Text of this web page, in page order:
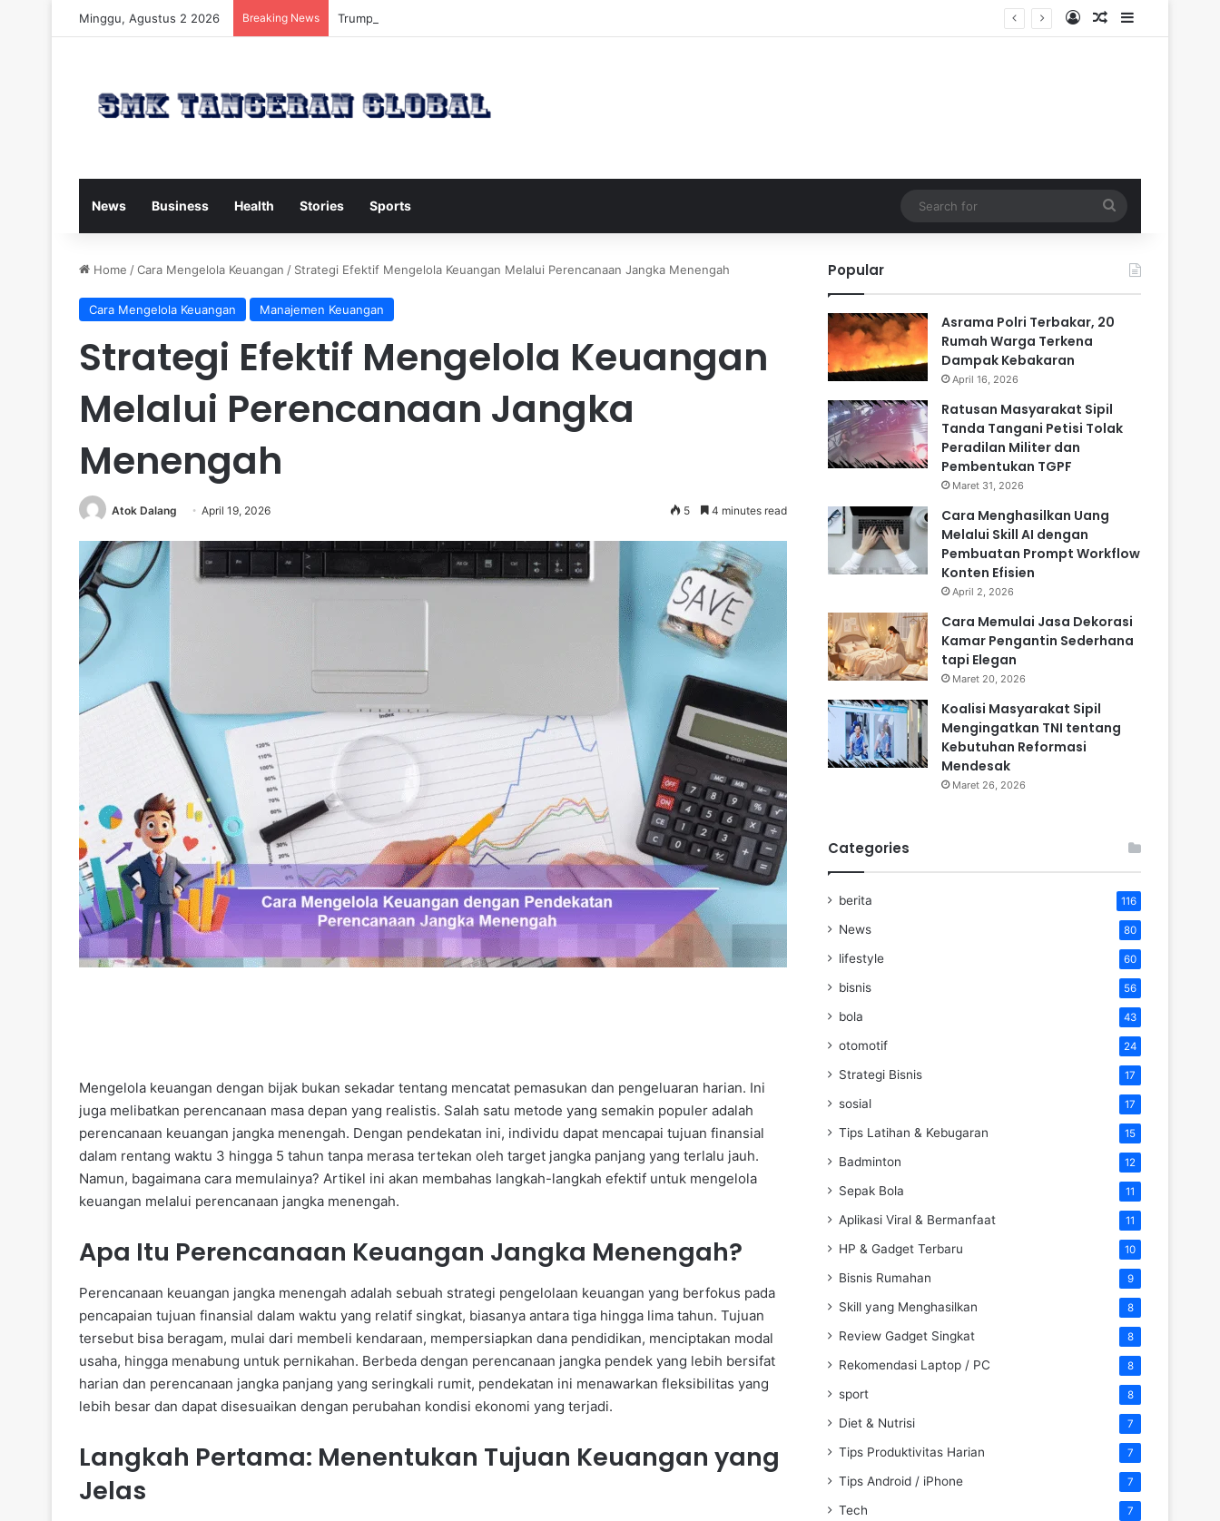
Minggu, Agustus 2 2026 Breaking News Trump Kirim Wapres JD Vance ke Pakistan untuk Perundingan Strategis dengan Iran Log InRandom Article
Sidebar
News Business Health Stories Sports
for
Home /Cara Mengelola Keuangan / Strategi Efektif Mengelola Keuangan Melalui Perencanaan Jangka Menengah
Cara Mengelola Keuangan Manajemen Keuangan
Strategi Efektif Mengelola Keuangan
Melalui Perencanaan Jangka
Menengah
Atok Dalang April 19, 2026 5 4 minutes read
Mengelola keuangan dengan bijak bukan sekadar tentang mencatat pemasukan dan pengeluaran harian. Ini
juga melibatkan perencanaan masa depan yang realistis. Salah satu metode yang semakin populer adalah
perencanaan keuangan jangka menengah. Dengan pendekatan ini, individu dapat mencapai tujuan finansial
dalam rentang waktu 3 hingga 5 tahun tanpa merasa tertekan oleh target jangka panjang yang terlalu jauh.
Namun, bagaimana cara memulainya? Artikel ini akan membahas langkah-langkah efektif untuk mengelola
keuangan melalui perencanaan jangka menengah.
Apa Itu Perencanaan Keuangan Jangka Menengah?
Perencanaan keuangan jangka menengah adalah sebuah strategi pengelolaan keuangan yang berfokus pada
pencapaian tujuan finansial dalam waktu yang relatif singkat, biasanya antara tiga hingga lima tahun. Tujuan
tersebut bisa beragam, mulai dari membeli kendaraan, mempersiapkan dana pendidikan, menciptakan modal
usaha, hingga menabung untuk pernikahan. Berbeda dengan perencanaan jangka pendek yang lebih bersifat
harian dan perencanaan jangka panjang yang seringkali rumit, pendekatan ini menawarkan fleksibilitas yang
lebih besar dan dapat disesuaikan dengan perubahan kondisi ekonomi yang terjadi.
Langkah Pertama: Menentukan Tujuan Keuangan yang
Jelas
Popular
Asrama Polri Terbakar, 20
Rumah Warga Terkena
Dampak Kebakaran
April 16, 2026
Ratusan Masyarakat Sipil
Tanda Tangani Petisi Tolak
Peradilan Militer dan
Pembentukan TGPF
Maret 31, 2026
Cara Menghasilkan Uang
Melalui Skill AI dengan
Pembuatan Prompt Workflow
Konten Efisien
April 2, 2026
Cara Memulai Jasa Dekorasi
Kamar Pengantin Sederhana
tapi Elegan
Maret 20, 2026
Koalisi Masyarakat Sipil
Mengingatkan TNI tentang
Kebutuhan Reformasi
Mendesak
Maret 26, 2026
Categories
berita 116
News 80
lifestyle 60
bisnis 56
bola 43
otomotif 24
Strategi Bisnis 17
sosial 17
Tips Latihan & Kebugaran 15
Badminton 12
Sepak Bola 11
Aplikasi Viral & Bermanfaat 11
HP & Gadget Terbaru 10
Bisnis Rumahan 9
Skill yang Menghasilkan 8
Review Gadget Singkat 8
Rekomendasi Laptop / PC 8
sport 8
Diet & Nutrisi 7
Tips Produktivitas Harian 7
Tips Android / iPhone 7
Tech 7